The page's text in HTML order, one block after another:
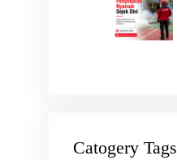
Catogery Tags